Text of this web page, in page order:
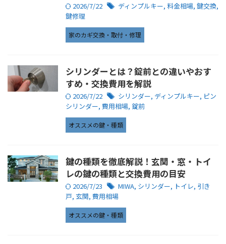
2026/7/22 ディンプルキー, 料金相場, 鍵交換,
鍵修理
家のカギ交換・取付・修理
シリンダーとは？錠前との違いやおす
すめ・交換費用を解説
2026/7/22 シリンダー, ディンプルキー, ピン
シリンダー, 費用相場, 錠前
オススメの鍵・種類
鍵の種類を徹底解説！玄関・窓・トイ
レの鍵の種類と交換費用の目安
2026/7/23 MIWA, シリンダー, トイレ, 引き
戸, 玄関, 費用相場
オススメの鍵・種類